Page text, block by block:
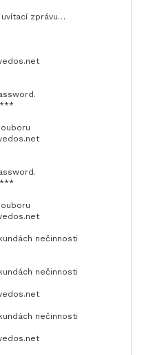
uvítací zprávu…
nečinnosti
nečinnosti
nečinnosti